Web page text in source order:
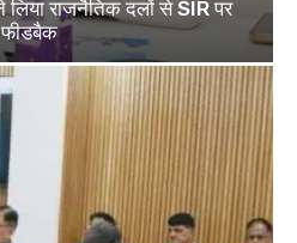
लिया राजनैतिक दलों से SIR पर
फीडबैक